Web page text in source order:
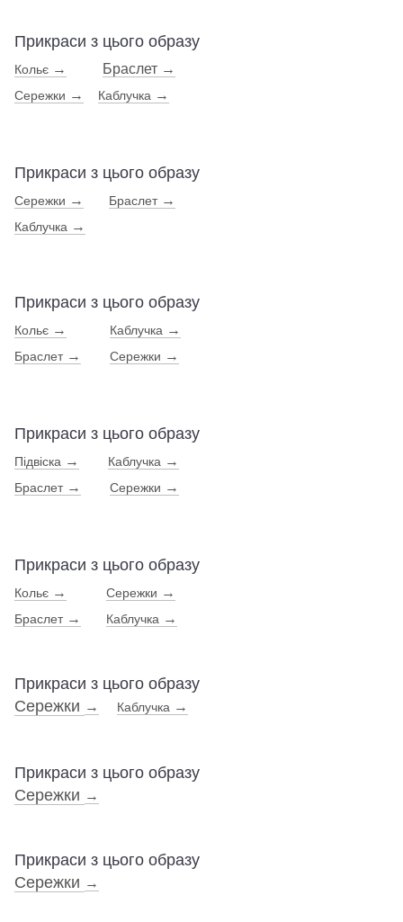
Прикраси з цього образу
Кольє → Браслет →
Сережки → Каблучка →
Прикраси з цього образу
Сережки → Браслет →
Каблучка →
Прикраси з цього образу
Кольє → Каблучка →
Браслет → Сережки →
Прикраси з цього образу
Підвіска → Каблучка →
Браслет → Сережки →
Прикраси з цього образу
Кольє → Сережки →
Браслет → Каблучка →
Прикраси з цього образу
Сережки → Каблучка →
Прикраси з цього образу
Сережки →
Прикраси з цього образу
Сережки →